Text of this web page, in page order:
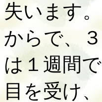
失います
からで、
は１週間
目を受け